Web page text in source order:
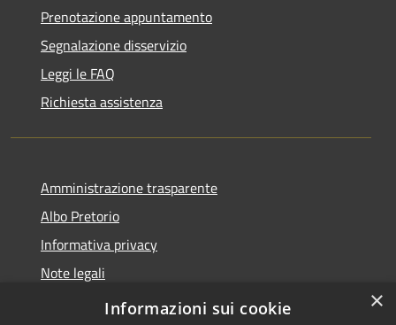
Prenotazione appuntamento
Segnalazione disservizio
Leggi le FAQ
Richiesta assistenza
Amministrazione trasparente
Albo Pretorio
Informativa privacy
Note legali
Dichiarazione di accessibilità
×
Informazioni sui cookie